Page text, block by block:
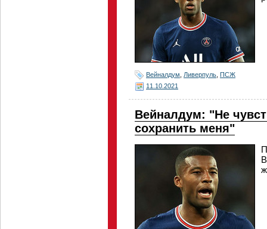
Вейналдум Ливерпуль ПСЖ
11.10.2021
Вейналдум: "Не
сохранить меня"